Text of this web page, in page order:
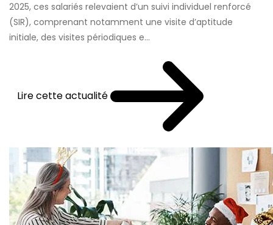
2025, ces salariés relevaient d’un suivi individuel renforcé
(SIR), comprenant notamment une visite d’aptitude
initiale, des visites périodiques e...
Lire cette actualité